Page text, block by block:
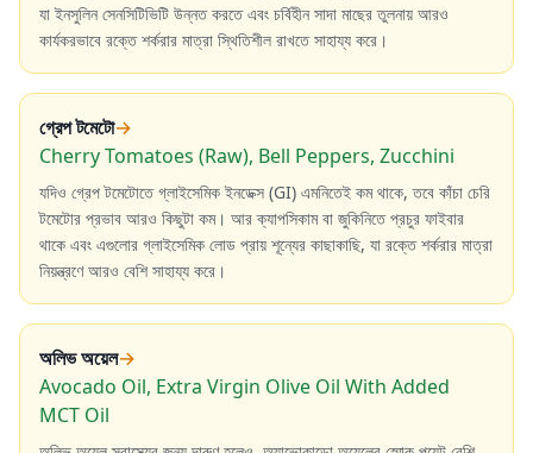
যা ইনসুলিন সেনসিটিভিটি উন্নত করতে এবং চর্বিহীন সাদা মাছের তুলনায় আরও
কার্যকরভাবে রক্তে শর্করার মাত্রা স্থিতিশীল রাখতে সাহায্য করে।
গ্রেপ টমেটো→
Cherry Tomatoes (Raw), Bell Peppers, Zucchini
যদিও গ্রেপ টমেটোতে গ্লাইসেমিক ইনডেক্স (GI) এমনিতেই কম থাকে, তবে কাঁচা চেরি
টমেটোর প্রভাব আরও কিছুটা কম। আর ক্যাপসিকাম বা জুকিনিতে প্রচুর ফাইবার
থাকে এবং এগুলোর গ্লাইসেমিক লোড প্রায় শূন্যের কাছাকাছি, যা রক্তে শর্করার মাত্রা
নিয়ন্ত্রণে আরও বেশি সাহায্য করে।
অলিভ অয়েল→
Avocado Oil, Extra Virgin Olive Oil With Added
MCT Oil